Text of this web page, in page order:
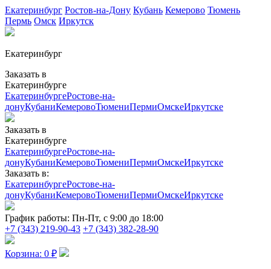
Екатеринбург Ростов-на-Дону Кубань Кемерово Тюмень
Пермь Омск Иркутск
Екатеринбург
Заказать в
Екатеринбурге
ЕкатеринбургеРостове-на-
донуКубаниКемеровоТюмениПермиОмскеИркутске
Заказать в
Екатеринбурге
ЕкатеринбургеРостове-на-
донуКубаниКемеровоТюмениПермиОмскеИркутске
Заказать в:
ЕкатеринбургеРостове-на-
донуКубаниКемеровоТюмениПермиОмскеИркутске
График работы: Пн-Пт, с 9:00 до 18:00
+7 (343) 219-90-43 +7 (343) 382-28-90
Корзина: 0 ₽